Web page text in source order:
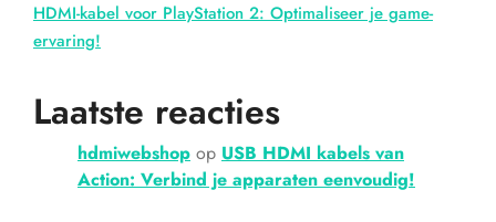
HDMI-kabel voor PlayStation 2: Optimaliseer je game-
ervaring!
Laatste reacties
hdmiwebshop op USB HDMI kabels van
Action: Verbind je apparaten eenvoudig!